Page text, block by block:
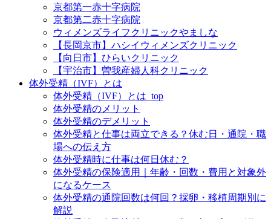
京都第一赤十字病院
京都第二赤十字病院
ウィメンズライフクリニックやましな
【長岡京市】ハシイウィメンズクリニック
【向日市】ひらいクリニック
【宇治市】曽我産婦人科クリニック
体外受精（IVF）とは
体外受精（IVF）とは_top
体外受精のメリット
体外受精のデメリット
体外受精と仕事は両立できる？休む日・通院・職
場への伝え方
体外受精時に仕事は何日休む？
体外受精の保険適用｜年齢・回数・費用と対象外
になるケース
体外受精の通院回数は何回？採卵・移植周期別に
解説